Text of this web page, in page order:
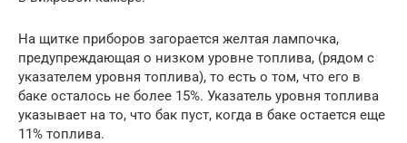
На щитке приборов загорается желтая лампочка,
предупреждающая о низком уровне топлива, (рядом с
указателем уровня топлива), то есть о том, что его в
баке осталось не более 15%. Указатель уровня топлива
указывает на то, что бак пуст, когда в баке остается еще
11% топлива.